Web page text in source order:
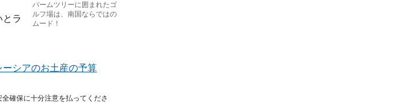
パームツリーに囲まれたゴ
ルフ場は、南国ならではの
ムード！
とラ
ーシアのお土産の予算
全確保に十分注意を払ってくださ